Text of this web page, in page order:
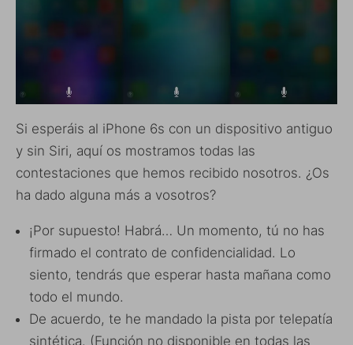
Si esperáis al iPhone 6s con un dispositivo antiguo
y sin Siri, aquí os mostramos todas las
contestaciones que hemos recibido nosotros. ¿Os
ha dado alguna más a vosotros?
¡Por supuesto! Habrá… Un momento, tú no has
firmado el contrato de confidencialidad. Lo
siento, tendrás que esperar hasta mañana como
todo el mundo.
De acuerdo, te he mandado la pista por telepatía
sintética. (Función no disponible en todas las